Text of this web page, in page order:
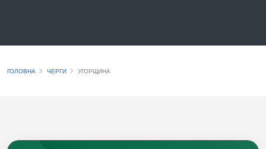
ГОЛОВНА ЧЕРГИ УГОРЩИНА